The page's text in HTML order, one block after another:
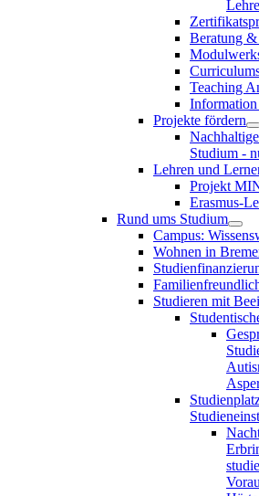
Beratung
Teaching
Projekte fördern
Studium -
Lehren und
Projekt
Erasmus-
Rund ums Studium
Campus:
Wohnen in
Studieren mit